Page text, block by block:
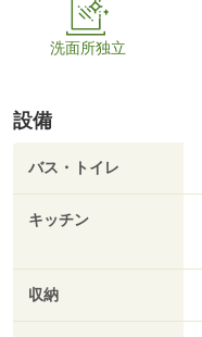
洗面所独立
設備
バス・トイレ
キッチン
収納